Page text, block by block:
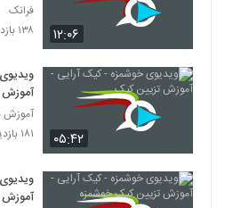
۱۲:۰۶
فرانک
۱۳۸ بازدید
۰۵:۴۲
آموزش
۱۸۱ بازدید